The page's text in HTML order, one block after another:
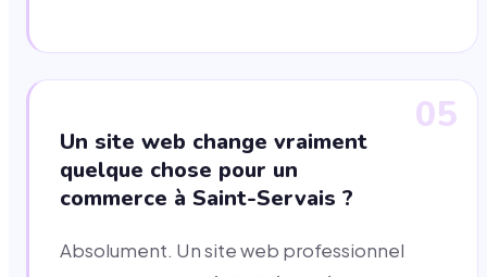
05
Un site web change vraiment
quelque chose pour un
commerce à Saint-Servais ?
Absolument. Un site web professionnel